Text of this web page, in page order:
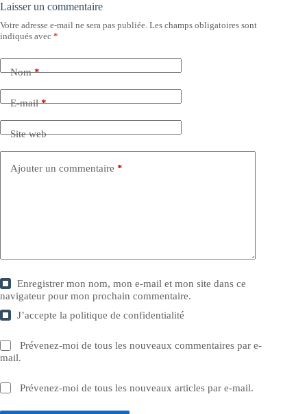
Laisser un commentaire
Votre adresse e-mail ne sera pas publiée. Les champs obligatoires sont
indiqués avec *
Nom*
E-mail*
Site web
Ajouter un commentaire *
Enregistrer mon nom, mon e-mail et mon site dans ce
navigateur pour mon prochain commentaire.
J’accepte lapolitique de confidentialité
Prévenez-moi de tous les nouveaux commentaires par e-
mail.
Prévenez-moi de tous les nouveaux articles par e-mail.